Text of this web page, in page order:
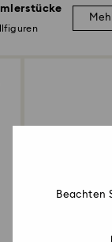
Beachten